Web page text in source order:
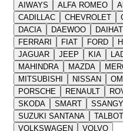
AIWAYS ALFA ROMEO
CADILLAC
CHEVROLET
DACIA
DAEWOO
FERRARI
FIAT FORD
JAGUAR
JEEP KIA
MAHINDRA
MAZDA
MITSUBISHI
NISSAN
PORSCHE
RENAULT
SKODA
SMART
SUZUKI SANTANA
TALBOT
VOLKSWAGEN
VOLVO